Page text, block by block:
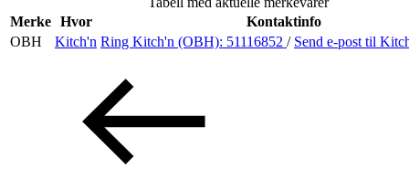
Helse
Aktiviteter
Tilbud
Merke Hvor
Kontaktinfo
OBH
Kitch'n Ring Kitch'n (OBH): 51116852 / Send e-post til